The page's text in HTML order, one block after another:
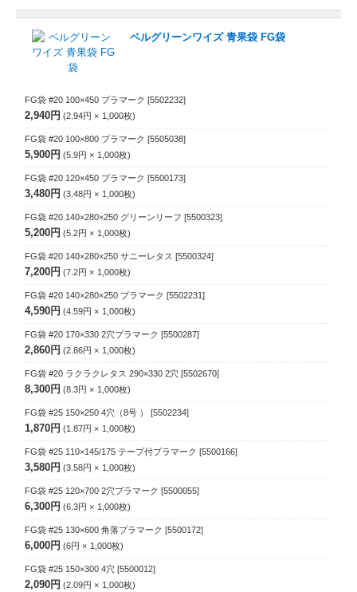
ベルグリーンワイズ 青果袋 FG袋
FG袋 #20 100×450 プラマーク [5502232]
2,940円 2.94円 1,000枚
FG袋 #20 100×800 プラマーク [5505038]
5,900円 5.9円 1,000枚
FG袋 #20 120×450 プラマーク [5500173]
3,480円 3.48円 1,000枚
FG袋 #20 140×280×250 グリーンリーフ [5500323]
5,200円 5.2円 1,000枚
FG袋 #20 140×280×250 サニーレタス [5500324]
7,200円 7.2円 1,000枚
FG袋 #20 140×280×250 プラマーク [5502231]
4,590円 4.59円 1,000枚
FG袋 #20 170×330 2穴プラマーク [5500287]
2,860円 2.86円 1,000枚
FG袋 #20 ラクラクレタス 290×330 2穴 [5502670]
8,300円 8.3円 1,000枚
FG袋 #25 150×250 4穴（8号 ） [5502234]
1,870円 1.87円 1,000枚
FG袋 #25 110×145/175 テープ付プラマーク [5500166]
3,580円 3.58円 1,000枚
FG袋 #25 120×700 2穴プラマーク [5500055]
6,300円 6.3円 1,000枚
FG袋 #25 130×600 角落プラマーク [5500172]
6,000円 6円 1,000枚
FG袋 #25 150×300 4穴 [5500012]
2,090円 2.09円 1,000枚